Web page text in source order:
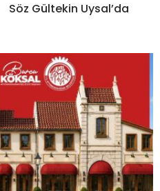
Söz Gültekin Uysal’da